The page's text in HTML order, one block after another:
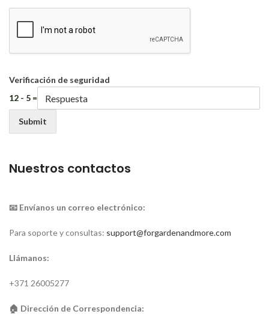
Verificación de seguridad
12 - 5 =
Submit
Nuestros contactos
📧 Envíanos un correo electrónico:
Para soporte y consultas: support@forgardenandmore.com
Llámanos:
+371 26005277
🏠 Dirección de Correspondencia: